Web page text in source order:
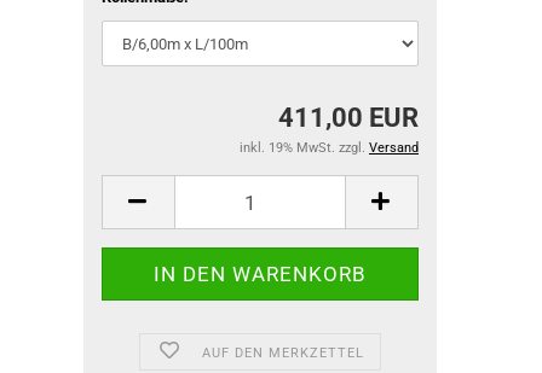
411,00 EUR
inkl. 19% MwSt. zzgl. Versand
AUF DEN MERKZETTEL